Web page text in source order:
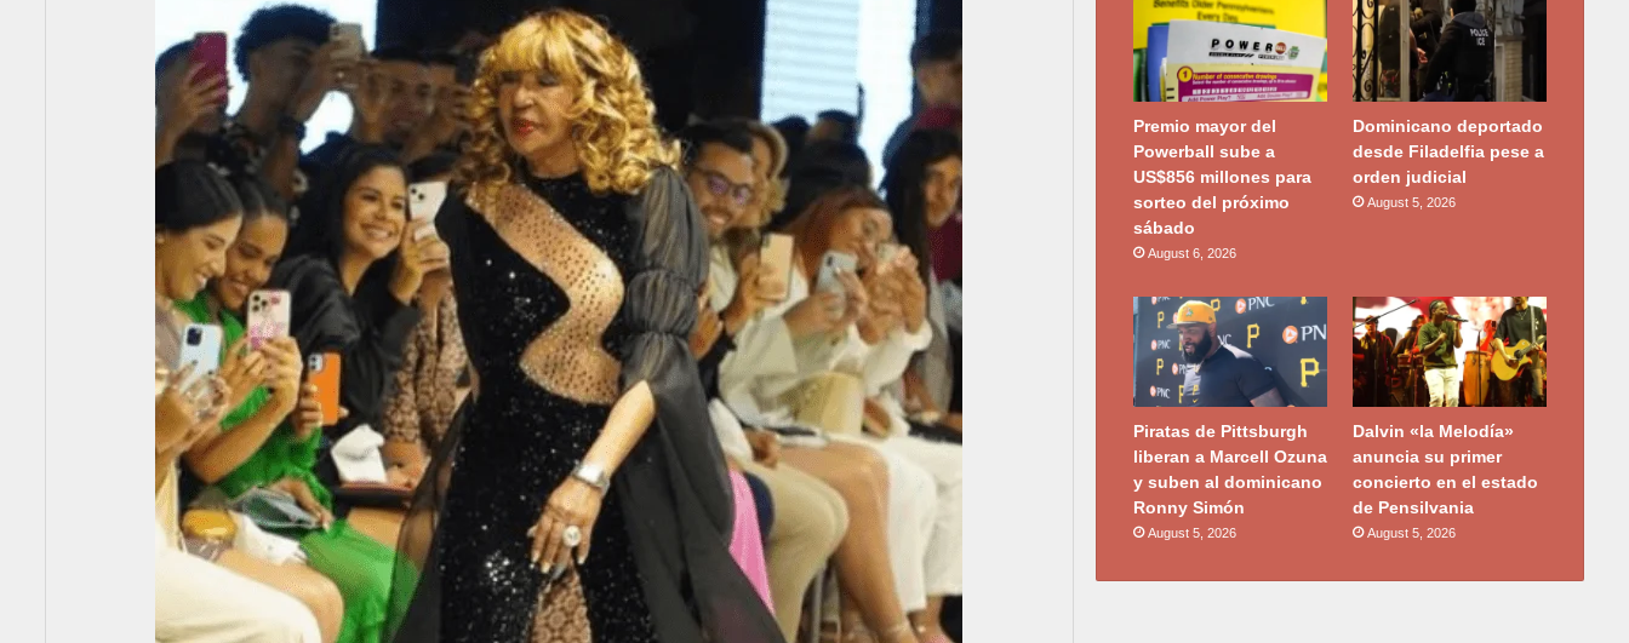
Premio mayor del
Powerball sube a
US$856 millones para
sorteo del próximo
sábado
August 6, 2026
Dominicano deportado
desde Filadelfia pese a
orden judicial
August 5, 2026
Piratas de Pittsburgh
liberan a Marcell Ozuna
y suben al dominicano
Ronny Simón
August 5, 2026
Dalvin «la Melodía»
anuncia su primer
concierto en el estado
de Pensilvania
August 5, 2026